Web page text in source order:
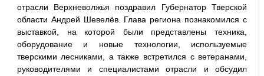
отрасли Верхневолжья поздравил Губернатор Тверской
области Андрей Шевелёв. Глава региона познакомился с
выставкой, на которой были представлены техника,
оборудование и новые технологии, используемые
тверскими лесниками, а также встретился с ветеранами,
руководителями и специалистами отрасли и обсудил